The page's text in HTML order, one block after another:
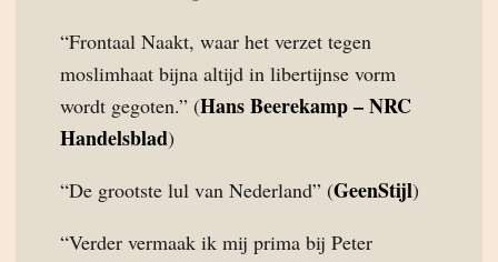
“Frontaal Naakt, waar het verzet tegen
moslimhaat bijna altijd in libertijnse vorm
wordt gegoten.” (Hans Beerekamp – NRC
Handelsblad)
“De grootste lul van Nederland” (GeenStijl)
“Verder vermaak ik mij prima bij Peter